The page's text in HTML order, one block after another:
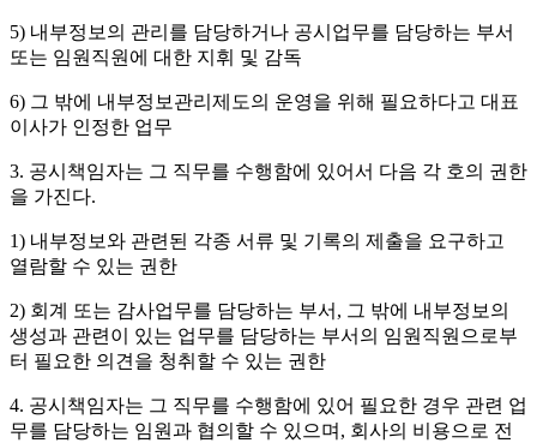
5) 내부정보의 관리를 담당하거나 공시업무를 담당하는 부서
또는 임원직원에 대한 지휘 및 감독
6) 그 밖에 내부정보관리제도의 운영을 위해 필요하다고 대표
이사가 인정한 업무
3. 공시책임자는 그 직무를 수행함에 있어서 다음 각 호의 권한
을 가진다.
1) 내부정보와 관련된 각종 서류 및 기록의 제출을 요구하고
열람할 수 있는 권한
2) 회계 또는 감사업무를 담당하는 부서, 그 밖에 내부정보의
생성과 관련이 있는 업무를 담당하는 부서의 임원직원으로부
터 필요한 의견을 청취할 수 있는 권한
4. 공시책임자는 그 직무를 수행함에 있어 필요한 경우 관련 업
무를 담당하는 임원과 협의할 수 있으며, 회사의 비용으로 전